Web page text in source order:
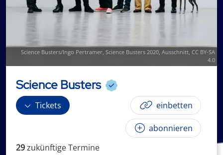
Science Busters/Ingo Pertramer, Science Busters 2020, Ausschnitt, CC BY-SA
4.0
Science Busters
Tickets einbetten
abonnieren
29zukünftigeTermine